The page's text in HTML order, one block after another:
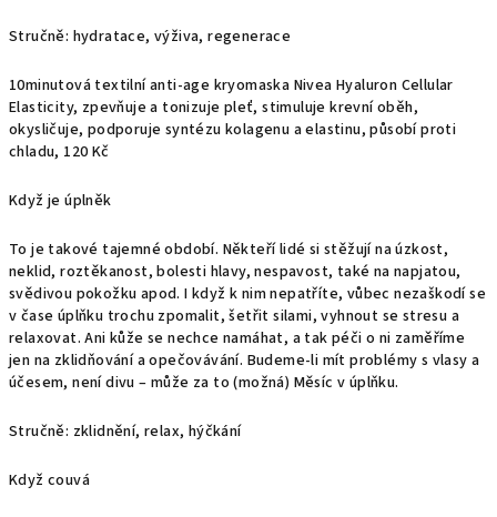
Stručně: hydratace, výživa, regenerace
10minutová textilní anti-age kryomaska Nivea Hyaluron Cellular
Elasticity, zpevňuje a tonizuje pleť, stimuluje krevní oběh,
okysličuje, podporuje syntézu kolagenu a elastinu, působí proti
chladu, 120 Kč
Když je úplněk
To je takové tajemné období. Někteří lidé si stěžují na úzkost,
neklid, roztěkanost, bolesti hlavy, nespavost, také na napjatou,
svědivou pokožku apod. I když k nim nepatříte, vůbec nezaškodí se
v čase úplňku trochu zpomalit, šetřit silami, vyhnout se stresu a
relaxovat. Ani kůže se nechce namáhat, a tak péči o ni zaměříme
jen na zklidňování a opečovávání. Budeme-li mít problémy s vlasy a
účesem, není divu – může za to (možná) Měsíc v úplňku.
Stručně: zklidnění, relax, hýčkání
Když couvá